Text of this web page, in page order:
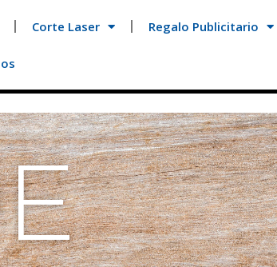
Corte Laser Regalo Publicitario